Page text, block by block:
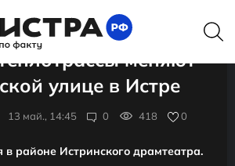
меняют
улице в Истре
13 май., 14:45 0 418 0
в районе Истринского драмтеатра.